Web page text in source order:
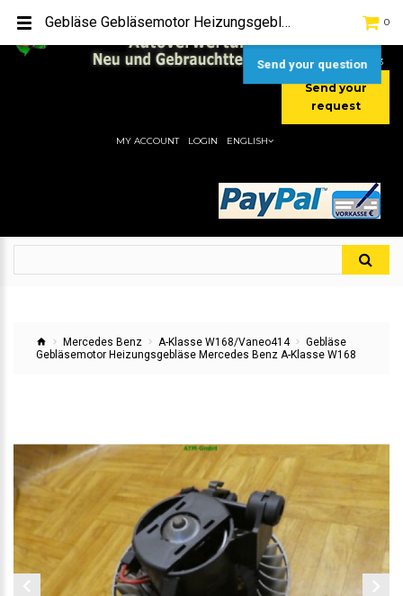
[+49] (0) 2232-5205
[+49] (0) 177 / 4080033
Send your
request
0
MY ACCOUNT LOGIN ENGLISH
Mercedes Benz A-Klasse W168/Vaneo414
Gebläse
Gebläsemotor Heizungsgebläse Mercedes Benz A-Klasse W168
Gebläse Gebläsemotor Heizungsgebläse Mercedes Benz A-Klasse W168
Send your question